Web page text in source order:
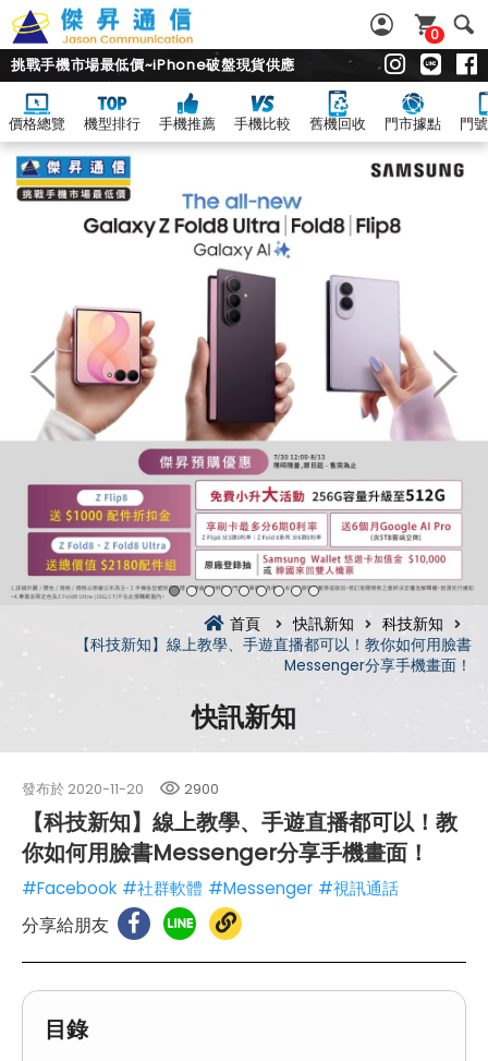
0
挑戰手機市場最低價~iPhone破盤現貨供應
價格總覽 機型排行 手機推薦 手機比較 舊機回收 門市據點 門
首頁 快訊新知
科技新知
【科技新知】線上教學、手遊直播都可以！教你如何用臉書
Messenger分享手機畫面！
快訊新知
發布於 2020-11-20 2900
【科技新知】線上教學、手遊直播都可以！教
你如何用臉書Messenger分享手機畫面！
#Facebook #社群軟體 #Messenger #視訊通話
分享給朋友
目錄